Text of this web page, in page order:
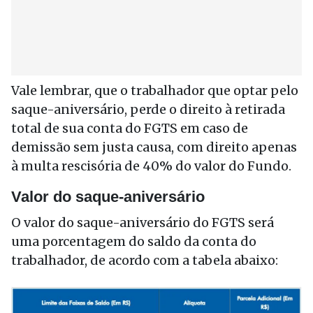
Vale lembrar, que o trabalhador que optar pelo
saque-aniversário, perde o direito à retirada
total de sua conta do FGTS em caso de
demissão sem justa causa, com direito apenas
à multa rescisória de 40% do valor do Fundo.
Valor do saque-aniversário
O valor do saque-aniversário do FGTS será
uma porcentagem do saldo da conta do
trabalhador, de acordo com a tabela abaixo: